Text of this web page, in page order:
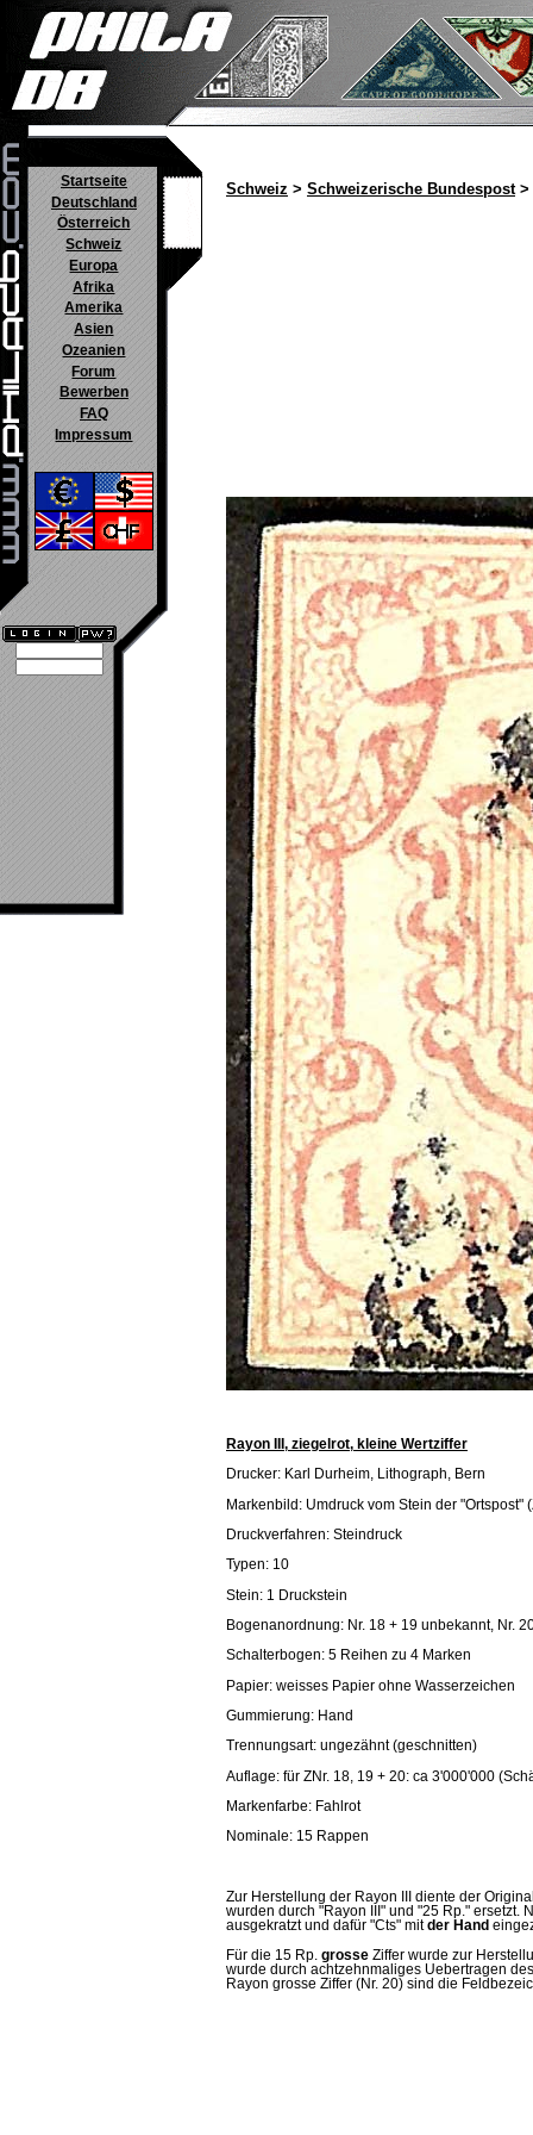
Startseite
Deutschland
Österreich
Schweiz
Europa
Afrika
Amerika
Asien
Ozeanien
Forum
Bewerben
FAQ
Impressum
Schweiz > Schweizerische Bundespost>
Rayon III, ziegelrot, kleine Wertziffer
Drucker: Karl Durheim, Lithograph, Bern
Markenbild: Umdruck vom Stein der "Ortspost"
Druckverfahren: Steindruck
Typen: 10
Stein: 1 Druckstein
Bogenanordnung: Nr. 18 + 19 unbekannt, Nr.
Schalterbogen: 5 Reihen zu 4 Marken
Papier: weisses Papier ohne Wasserzeichen
Gummierung: Hand
Trennungsart: ungezähnt (geschnitten)
Auflage: für ZNr. 18, 19 + 20: ca 3'000'000
Markenfarbe: Fahlrot
Nominale: 15 Rappen
Zur Herstellung der Rayon III diente der
wurden durch "Rayon III" und "25 Rp." ersetzt.
ausgekratzt und dafür "Cts" mitder Hand
Für die 15 Rp. grosse Ziffer wurde zur
wurde durch achtzehnmaliges Uebertragen
Rayon grosse Ziffer (Nr. 20) sind die